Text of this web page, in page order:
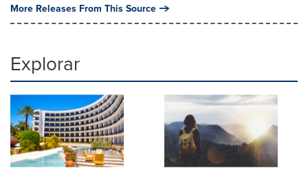
More Releases From This Source
Explorar